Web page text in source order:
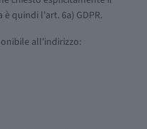
quindi l'art. 6a) GDPR.
all'indirizzo: